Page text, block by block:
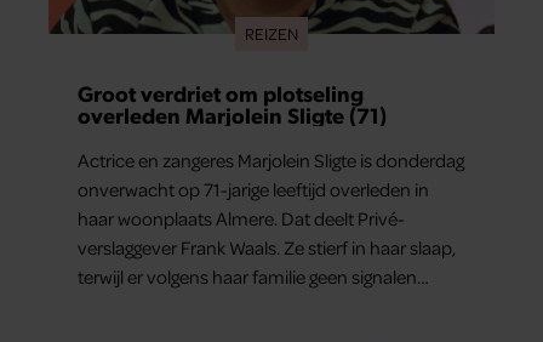
REIZEN
Groot verdriet om plotseling
overleden Marjolein Sligte (71)
Actrice en zangeres Marjolein Sligte is donderdag
onverwacht op 71-jarige leeftijd overleden in
haar woonplaats Almere. Dat deelt Privé-
verslaggever Frank Waals. Ze stierf in haar slaap,
terwijl er volgens haar familie geen signalen